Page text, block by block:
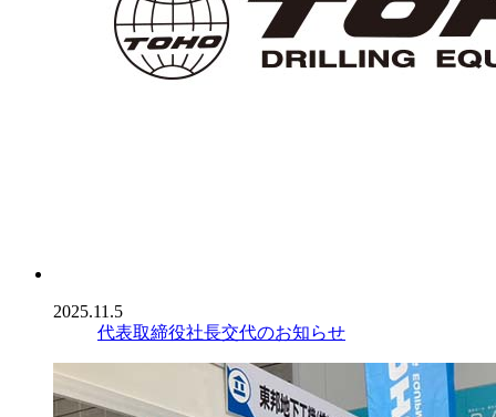
2025.11.5
代表取締役社長交代のお知らせ